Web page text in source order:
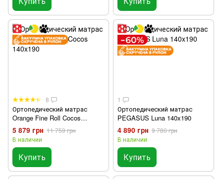
8
Ортопедический матрас
Orange Fine Roll Cocos
140x190
5 879 грн 11 759 грн
В наличии
Купить
1
Ортопедический матрас
PEGASUS Luna 140x190
4 890 грн 9 780 грн
В наличии
Купить